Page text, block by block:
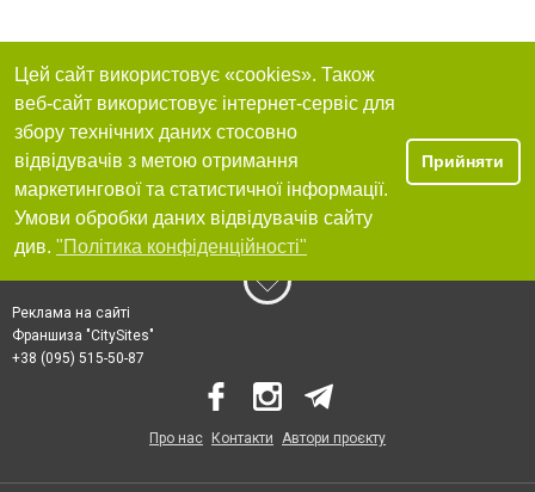
Цей сайт використовує «cookies». Також
веб-сайт використовує інтернет-сервіс для
збору технічних даних стосовно
відвідувачів з метою отримання
маркетингової та статистичної інформації.
Умови обробки даних відвідувачів сайту
див. "Політика конфіденційності"
Прийняти
Реклама на сайті
Франшиза "CitySites"
+38 (095) 515-50-87
Про нас Контакти Автори проєкту